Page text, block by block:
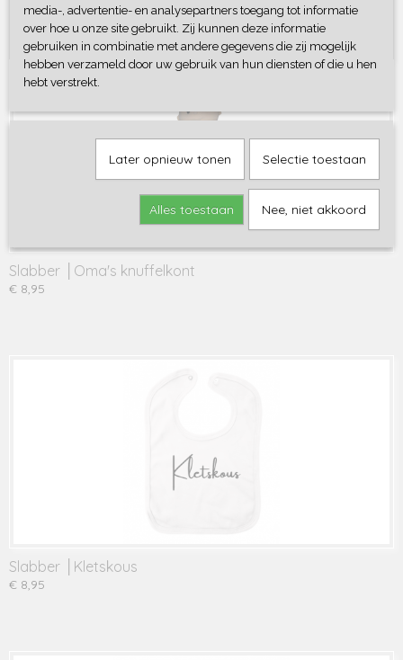
Ook interessant
Slabber │Oma's knuffelkont
€ 8,95
Slabber │Kletskous
€ 8,95
media-, advertentie- en analysepartners toegang tot informatie
over hoe u onze site gebruikt. Zij kunnen deze informatie
gebruiken in combinatie met andere gegevens die zij mogelijk
hebben verzameld door uw gebruik van hun diensten of die u hen
hebt verstrekt.
Later opnieuw tonen Selectie toestaan
Alles toestaan Nee, niet akkoord